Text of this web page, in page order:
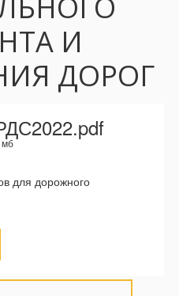
И
ДОРОГ
мб
для дорожного